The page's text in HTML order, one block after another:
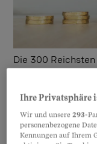
Die 300
Vorjahren
#3 |
Ihre Privatsphäre
Wir und unsere293-
personenbezogene
Kennungen auf Ihrem